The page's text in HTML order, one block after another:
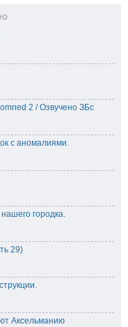
2 / Озвучено ЗБс
с аномалиями.
городка.
29)
Аксельманию